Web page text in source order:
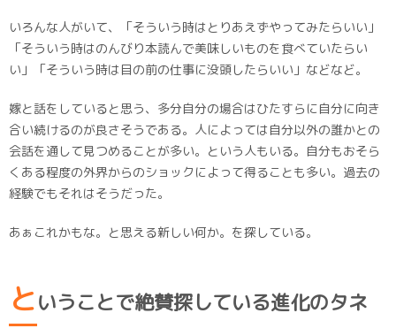
いろんな人がいて、「そういう時はとりあえずやってみたらいい」
「そういう時はのんびり本読んで美味しいものを食べていたらい
い」「そういう時は目の前の仕事に没頭したらいい」などなど。
嫁と話をしていると思う、多分自分の場合はひたすらに自分に向き
合い続けるのが良さそうである。人によっては自分以外の誰かとの
会話を通して見つめることが多い。という人もいる。自分もおそら
くある程度の外界からのショックによって得ることも多い。過去の
経験でもそれはそうだった。
あぁこれかもな。と思える新しい何か。を探している。
ということで絶賛探している進化のタネ